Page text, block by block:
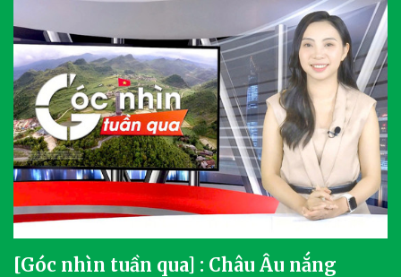
[Góc nhìn tuần qua] : Châu Âu nắng